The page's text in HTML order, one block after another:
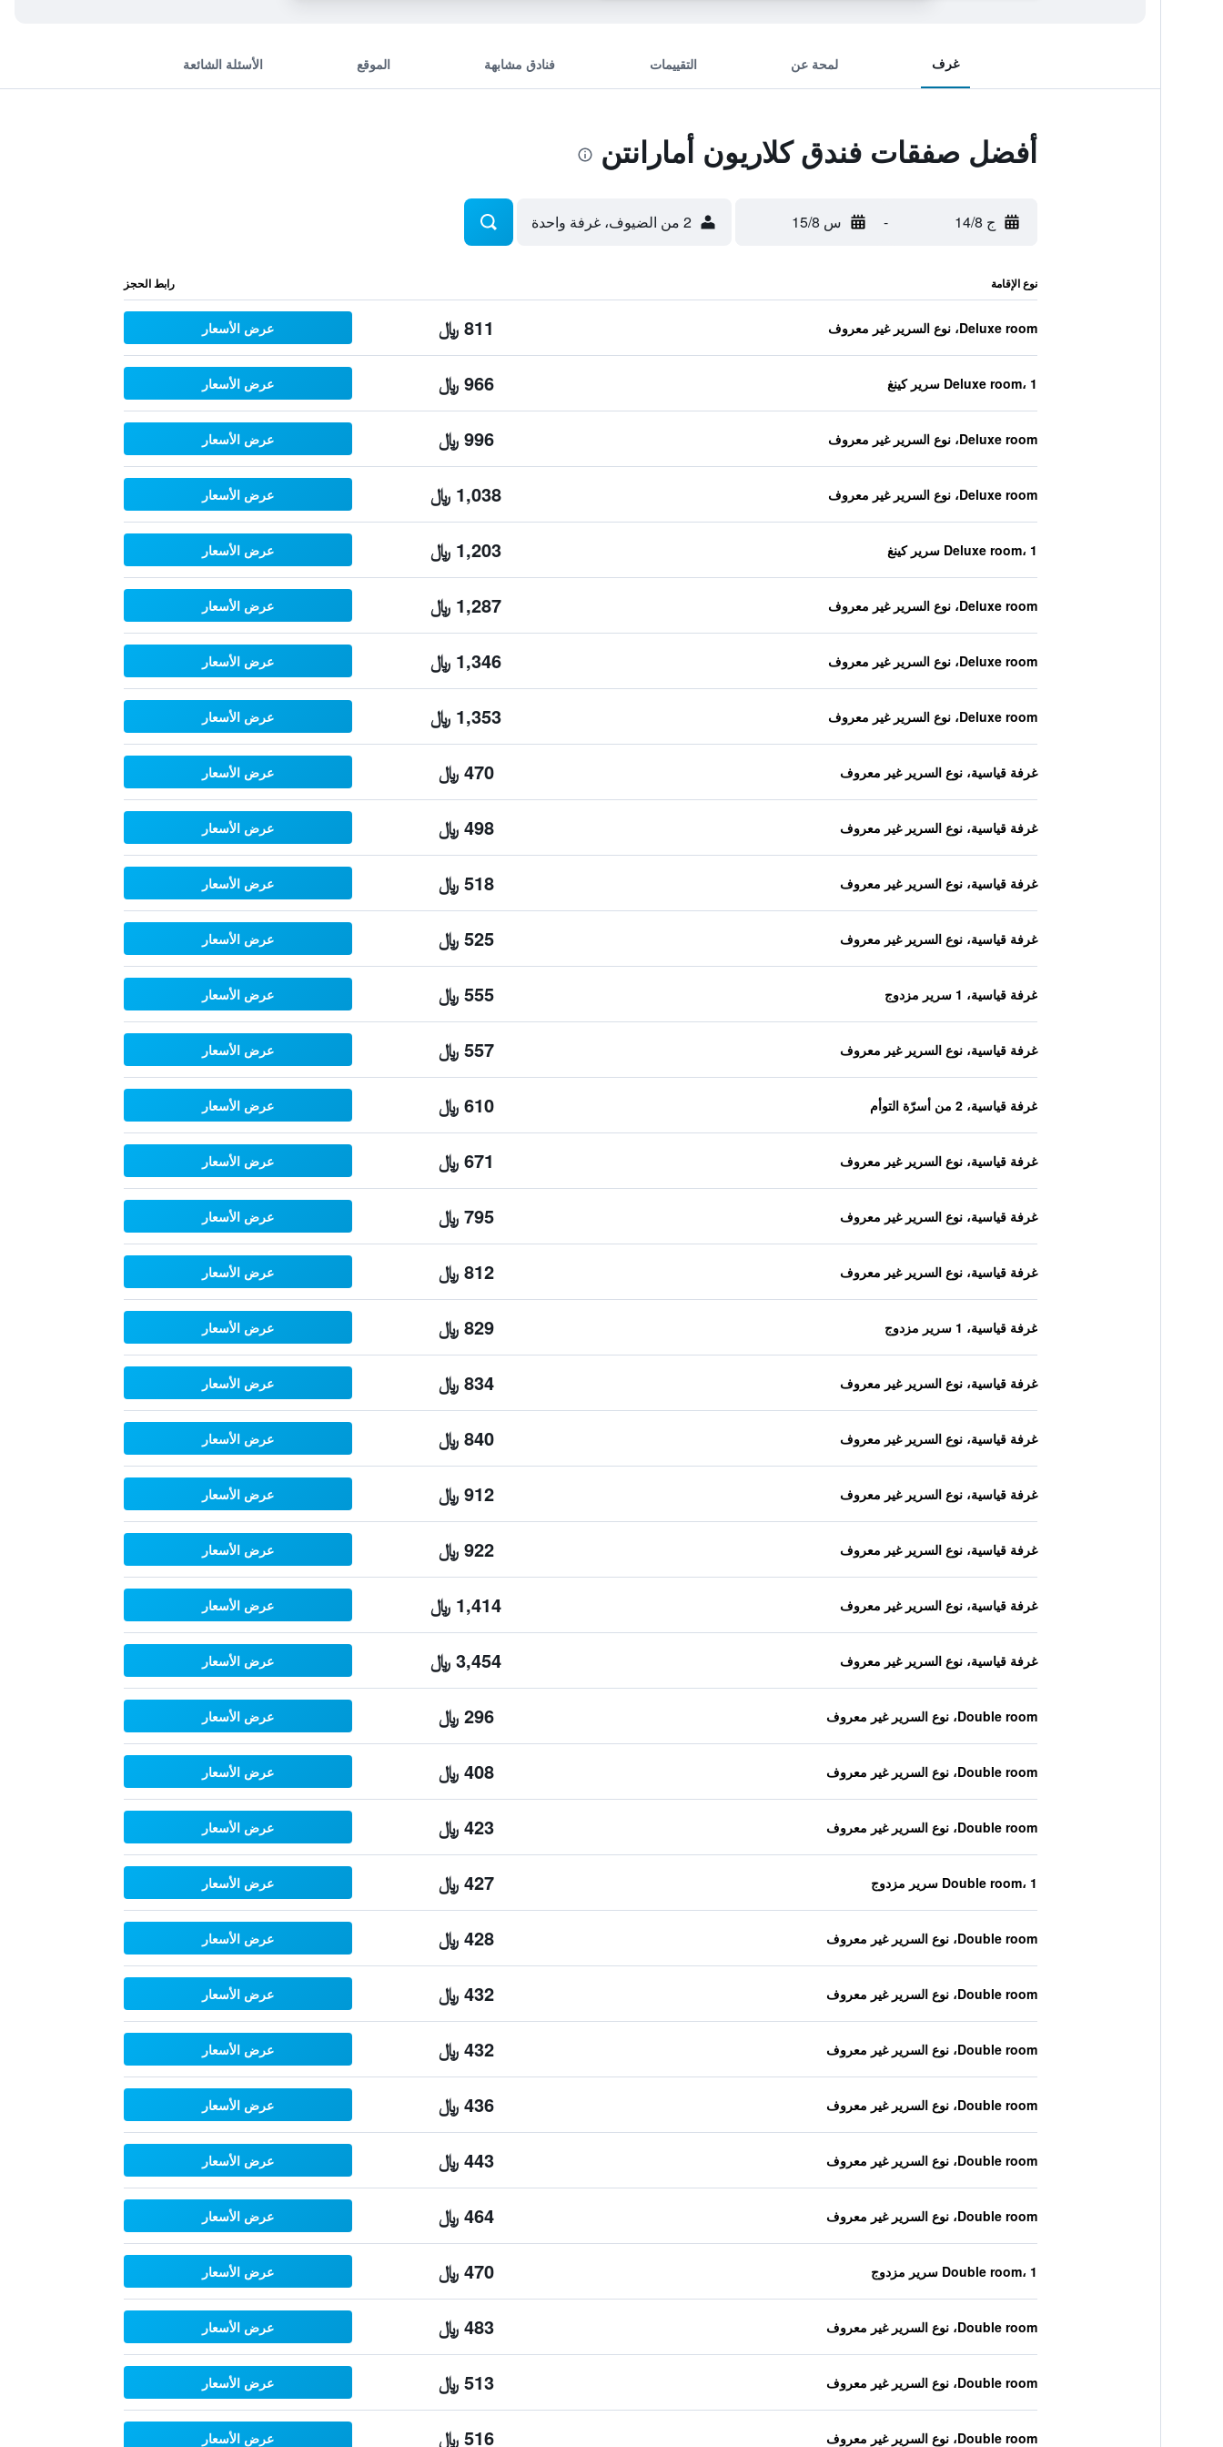
غرف لمحة عن التقييمات فنادق مشابهة الموقع الأسئلة الشائعة
أفضل صفقات فندق كلاريون أمارانتن
ج 14/8 - س 15/8 2 من الضيوف، غرفة واحدة
نوع الإقامة رابط الحجز
Deluxe room، نوع السرير غير معروف 811 ﷼ عرض الأسعار
Deluxe room، 1 سرير كينغ 966 ﷼ عرض الأسعار
Deluxe room، نوع السرير غير معروف 996 ﷼ عرض الأسعار
Deluxe room، نوع السرير غير معروف 1,038 ﷼ عرض الأسعار
Deluxe room، 1 سرير كينغ 1,203 ﷼ عرض الأسعار
Deluxe room، نوع السرير غير معروف 1,287 ﷼ عرض الأسعار
Deluxe room، نوع السرير غير معروف 1,346 ﷼ عرض الأسعار
Deluxe room، نوع السرير غير معروف 1,353 ﷼ عرض الأسعار
غرفة قياسية، نوع السرير غير معروف 470 ﷼ عرض الأسعار
غرفة قياسية، نوع السرير غير معروف 498 ﷼ عرض الأسعار
غرفة قياسية، نوع السرير غير معروف 518 ﷼ عرض الأسعار
غرفة قياسية، نوع السرير غير معروف 525 ﷼ عرض الأسعار
غرفة قياسية، 1 سرير مزدوج 555 ﷼ عرض الأسعار
غرفة قياسية، نوع السرير غير معروف 557 ﷼ عرض الأسعار
غرفة قياسية، 2 من أسرّة التوأم 610 ﷼ عرض الأسعار
غرفة قياسية، نوع السرير غير معروف 671 ﷼ عرض الأسعار
غرفة قياسية، نوع السرير غير معروف 795 ﷼ عرض الأسعار
غرفة قياسية، نوع السرير غير معروف 812 ﷼ عرض الأسعار
غرفة قياسية، 1 سرير مزدوج 829 ﷼ عرض الأسعار
غرفة قياسية، نوع السرير غير معروف 834 ﷼ عرض الأسعار
غرفة قياسية، نوع السرير غير معروف 840 ﷼ عرض الأسعار
غرفة قياسية، نوع السرير غير معروف 912 ﷼ عرض الأسعار
غرفة قياسية، نوع السرير غير معروف 922 ﷼ عرض الأسعار
غرفة قياسية، نوع السرير غير معروف 1,414 ﷼ عرض الأسعار
غرفة قياسية، نوع السرير غير معروف 3,454 ﷼ عرض الأسعار
Double room، نوع السرير غير معروف 296 ﷼ عرض الأسعار
Double room، نوع السرير غير معروف 408 ﷼ عرض الأسعار
Double room، نوع السرير غير معروف 423 ﷼ عرض الأسعار
Double room، 1 سرير مزدوج 427 ﷼ عرض الأسعار
Double room، نوع السرير غير معروف 428 ﷼ عرض الأسعار
Double room، نوع السرير غير معروف 432 ﷼ عرض الأسعار
Double room، نوع السرير غير معروف 432 ﷼ عرض الأسعار
Double room، نوع السرير غير معروف 436 ﷼ عرض الأسعار
Double room، نوع السرير غير معروف 443 ﷼ عرض الأسعار
Double room، نوع السرير غير معروف 464 ﷼ عرض الأسعار
Double room، 1 سرير مزدوج 470 ﷼ عرض الأسعار
Double room، نوع السرير غير معروف 483 ﷼ عرض الأسعار
Double room، نوع السرير غير معروف 513 ﷼ عرض الأسعار
Double room، نوع السرير غير معروف 516 ﷼ عرض الأسعار